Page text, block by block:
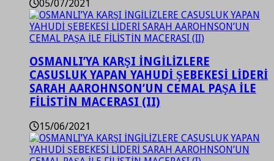
05/07/2021
OSMANLI’YA KARŞI İNGİLİZLERE
CASUSLUK YAPAN YAHUDİ ŞEBEKESİ LİDERİ
SARAH AAROHNSON’UN CEMAL PAŞA İLE
FİLİSTİN MACERASI (II)
15/06/2021